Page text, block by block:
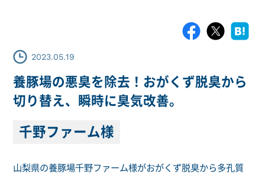
2023.05.19
養豚場の悪臭を除去！おがくず脱臭から
切り替え、瞬時に臭気改善。
千野ファーム様
山梨県の養豚場千野ファーム様がおがくず脱臭から多孔質